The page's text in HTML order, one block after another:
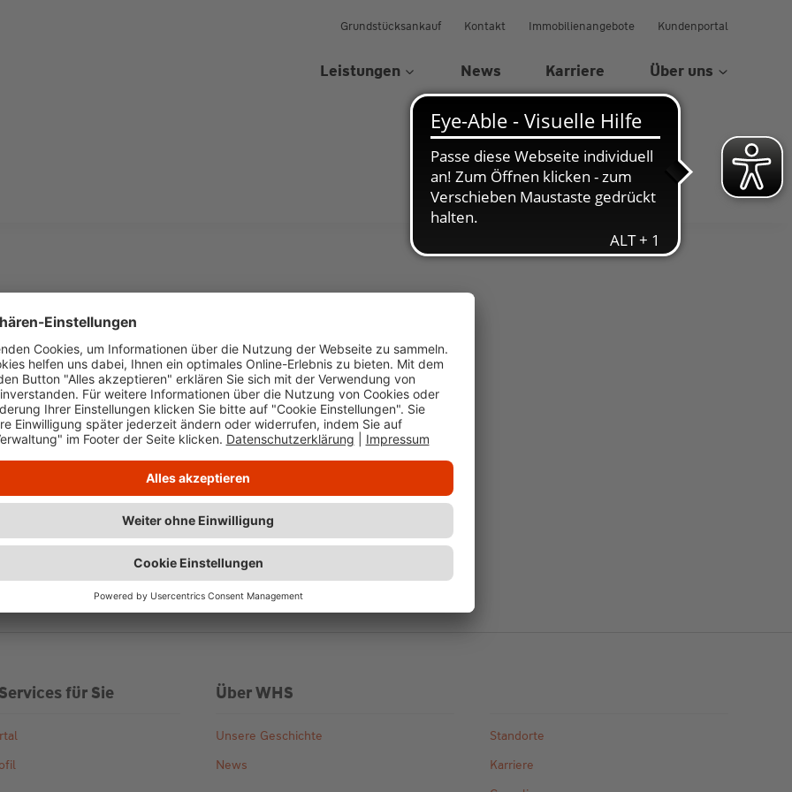
Grundstücksankauf Kontakt Immobilienangebote Kundenportal
Leistungen News Karriere Über uns
für Sie Über WHS
Unsere Geschichte
News
Standorte
Karriere